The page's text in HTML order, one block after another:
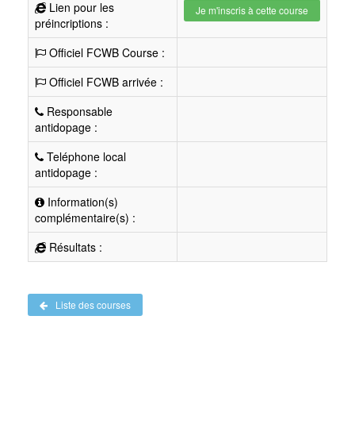
Lien pour les
préincriptions :
Je m'inscris à cette course
Officiel FCWB Course :
Officiel FCWB arrivée :
Responsable
antidopage :
Teléphone local
antidopage :
Information(s)
complémentaire(s) :
Résultats :
Liste des courses